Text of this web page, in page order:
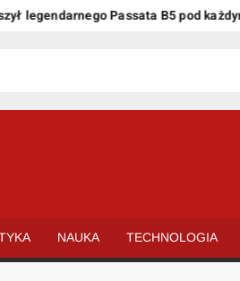
Passata B5 pod każdym
NAUKA TECHNOLOGIA